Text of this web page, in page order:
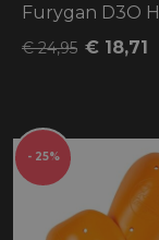
€ 24,95 € 18,71
- 25%